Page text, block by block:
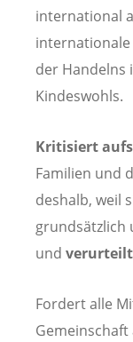
international
der Handelns
Kindeswohls.
Kritisiert
Familien und
deshalb, weil
grundsätzlich
und verurteilt
Fordert alle
Gemeinschaft